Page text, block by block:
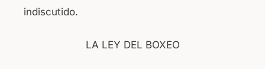
indiscutido.
LA LEY DEL BOXEO